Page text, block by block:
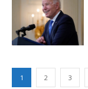
1 2 3